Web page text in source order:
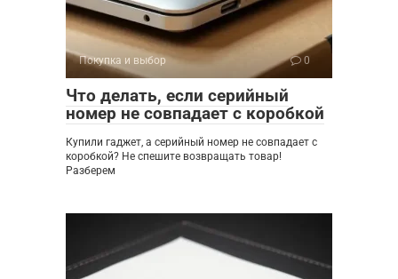
Покупка и выбор 0
Что делать, если серийный
номер не совпадает с коробкой
Купили гаджет, а серийный номер не совпадает с
коробкой? Не спешите возвращать товар!
Разберем